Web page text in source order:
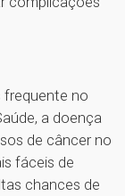
frequente no
a doença
de câncer no
fáceis de
chances de